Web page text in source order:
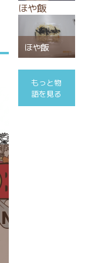
ほや飯
ほや飯
もっと物
語を見る